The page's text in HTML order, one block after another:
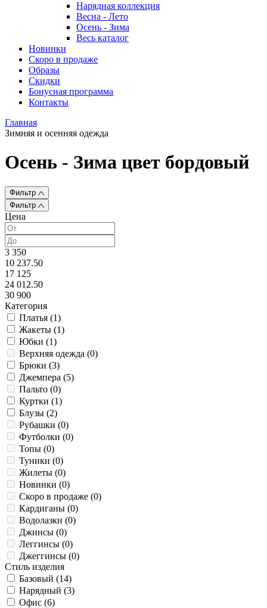
Нарядная коллекция
Весна - Лето
Осень - Зима
Весь каталог
Новинки
Скоро в продаже
Образы
Скидки
Бонусная программа
Контакты
Главная
Зимняя и осенняя одежда
Осень - Зима цвет бордовый
Фильтр
Фильтр
Цена
3 350
10 237.50
17 125
24 012.50
30 900
Категория
Платья (1)
Жакеты (1)
Юбки (1)
Верхняя одежда (0)
Брюки (3)
Джемпера (5)
Пальто (0)
Куртки (1)
Блузы (2)
Рубашки (0)
Футболки (0)
Топы (0)
Туники (0)
Жилеты (0)
Новинки (0)
Скоро в продаже (0)
Кардиганы (0)
Водолазки (0)
Джинсы (0)
Леггинсы (0)
Джеггинсы (0)
Стиль изделия
Базовый (14)
Нарядный (3)
Офис (6)